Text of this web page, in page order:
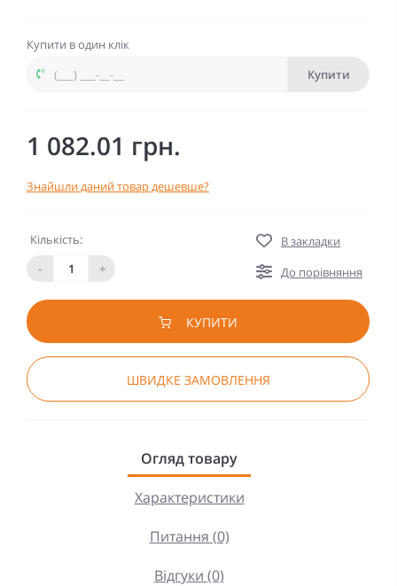
Купити в один клік
Купити
1 082.01 грн.
Знайшли даний товар дешевше?
Кількість:
-
+
В закладки
До порівняння
КУПИТИ
ШВИДКЕ ЗАМОВЛЕННЯ
Огляд товару
Характеристики
Питання (0)
Відгуки (0)